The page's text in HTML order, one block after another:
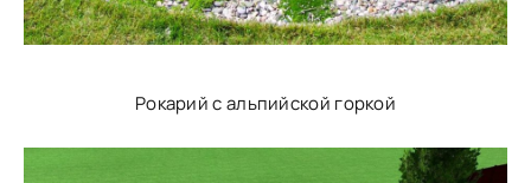
Рокарий с альпийской горкой